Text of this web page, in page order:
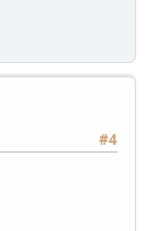
#4